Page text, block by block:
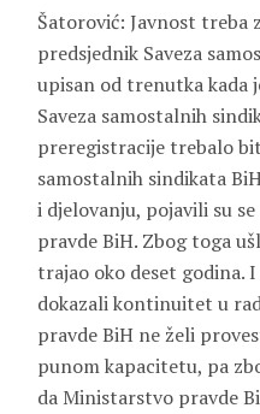
Šatorović: Javnost treba
predsjednik Saveza
upisan od trenutka kada
Saveza samostalnih
preregistracije trebalo
samostalnih sindikata
i djelovanju, pojavili su
pravde BiH. Zbog toga
trajao oko deset godina.
dokazali kontinuitet u
pravde BiH ne želi
punom kapacitetu, pa
da Ministarstvo pravde